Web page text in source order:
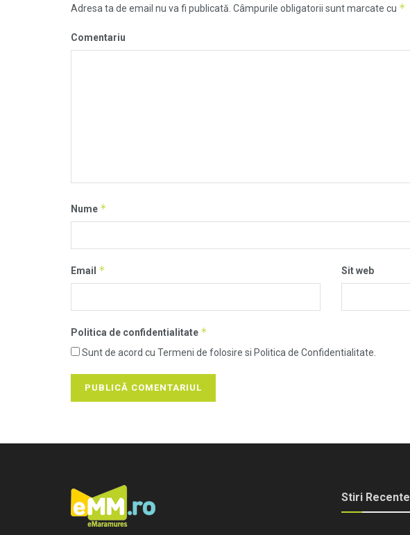
Adresa ta de email nu va fi publicată. Câmpurile obligatorii sunt marcate cu *
Comentariu
Nume *
Email * Sit web
Politica de confidentialitate *
Sunt de acord cu Termeni de folosire si Politica de Confidentialitate.
Stiri Recente